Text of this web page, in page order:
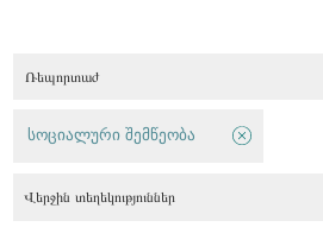
Ռեպորտաժ
სოციალური შემწეობა
Վերջին տեղեկություններ